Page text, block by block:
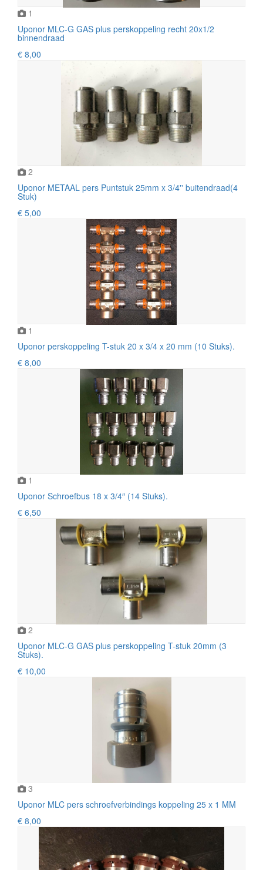
1
Uponor MLC-G GAS plus perskoppeling recht 20x1/2
binnendraad
€ 8,00
2
Uponor METAAL pers Puntstuk 25mm x 3/4'' buitendraad(4
Stuk)
€ 5,00
1
Uponor perskoppeling T-stuk 20 x 3/4 x 20 mm (10 Stuks).
€ 8,00
1
Uponor Schroefbus 18 x 3/4″ (14 Stuks).
€ 6,50
2
Uponor MLC-G GAS plus perskoppeling T-stuk 20mm (3
Stuks).
€ 10,00
3
Uponor MLC pers schroefverbindings koppeling 25 x 1 MM
€ 8,00